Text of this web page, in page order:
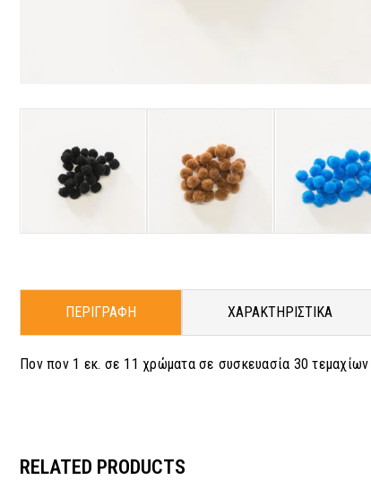
ΠΕΡΙΓΡΑΦΗ ΧΑΡΑΚΤΗΡΙΣΤΙΚΑ
Πον πον 1 εκ. σε 11 χρώματα σε συσκευασία 30 τεμαχίων
RELATED PRODUCTS